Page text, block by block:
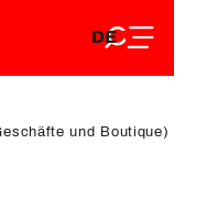
DE
FR
und Boutique)